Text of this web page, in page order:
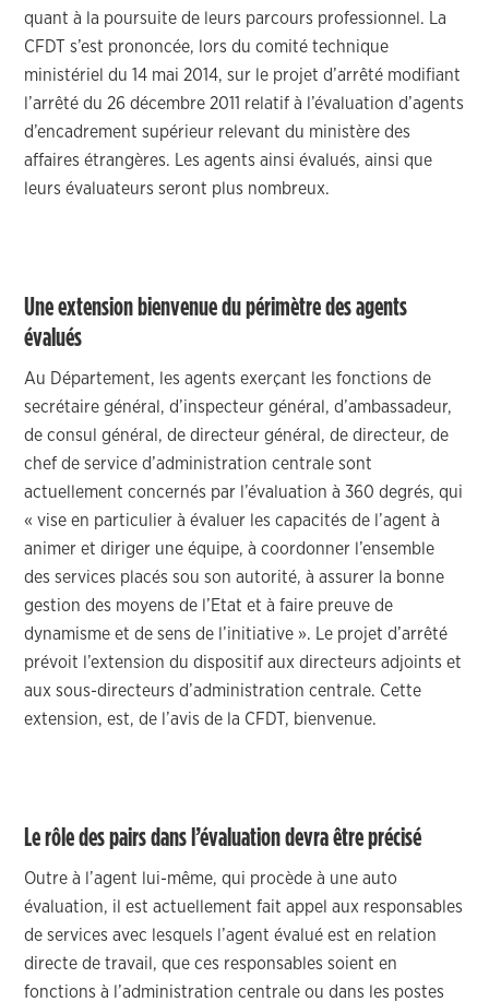
quant à la poursuite de leurs parcours professionnel. La
CFDT s’est prononcée, lors du comité technique
ministériel du 14 mai 2014, sur le projet d’arrêté modifiant
l’arrêté du 26 décembre 2011 relatif à l’évaluation d’agents
d’encadrement supérieur relevant du ministère des
affaires étrangères. Les agents ainsi évalués, ainsi que
leurs évaluateurs seront plus nombreux.
Une extension bienvenue du périmètre des agents
évalués
Au Département, les agents exerçant les fonctions de
secrétaire général, d’inspecteur général, d’ambassadeur,
de consul général, de directeur général, de directeur, de
chef de service d’administration centrale sont
actuellement concernés par l’évaluation à 360 degrés, qui
« vise en particulier à évaluer les capacités de l’agent à
animer et diriger une équipe, à coordonner l’ensemble
des services placés sou son autorité, à assurer la bonne
gestion des moyens de l’Etat et à faire preuve de
dynamisme et de sens de l’initiative ». Le projet d’arrêté
prévoit l’extension du dispositif aux directeurs adjoints et
aux sous-directeurs d’administration centrale. Cette
extension, est, de l’avis de la CFDT, bienvenue.
Le rôle des pairs dans l’évaluation devra être précisé
Outre à l’agent lui-même, qui procède à une auto
évaluation, il est actuellement fait appel aux responsables
de services avec lesquels l’agent évalué est en relation
directe de travail, que ces responsables soient en
fonctions à l’administration centrale ou dans les postes